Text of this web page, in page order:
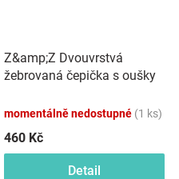
Z&amp;Z Dvouvrstvá
žebrovaná čepička s oušky
momentálně nedostupné (1 ks)
460 Kč
Detail